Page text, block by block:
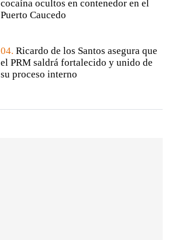
cocaína ocultos en contenedor en el
Puerto Caucedo
04. Ricardo de los Santos asegura que
el PRM saldrá fortalecido y unido de
su proceso interno